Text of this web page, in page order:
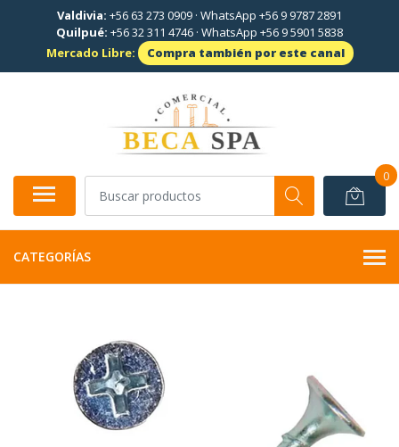
Valdivia: +56 63 273 0909 · WhatsApp +56 9 9787 2891
Quilpué: +56 32 311 4746 · WhatsApp +56 9 5901 5838
Mercado Libre:
Compra también por este canal
0
CATEGORÍAS